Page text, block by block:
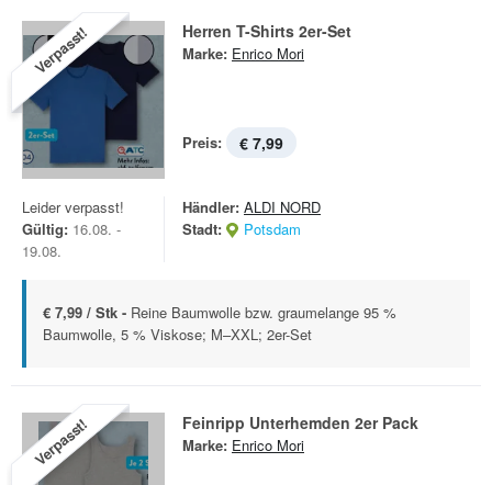
Verpasst! Herren T-Shirts 2er-Set
Marke: Enrico Mori
Preis: € 7,99
Leider verpasst!
Gültig: 16.08. -
19.08.
Händler: ALDI NORD
Stadt:
Potsdam
€ 7,99 / Stk - Reine Baumwolle bzw. graumelange 95 %
Baumwolle, 5 % Viskose; M–XXL; 2er-Set
Verpasst! Feinripp Unterhemden 2er Pack
Marke: Enrico Mori